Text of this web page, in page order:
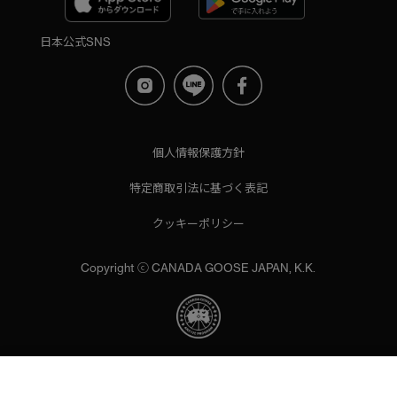
日本公式SNS
個人情報保護方針
特定商取引法に基づく表記
クッキーポリシー
Copyright ⓒ CANADA GOOSE JAPAN, K.K.